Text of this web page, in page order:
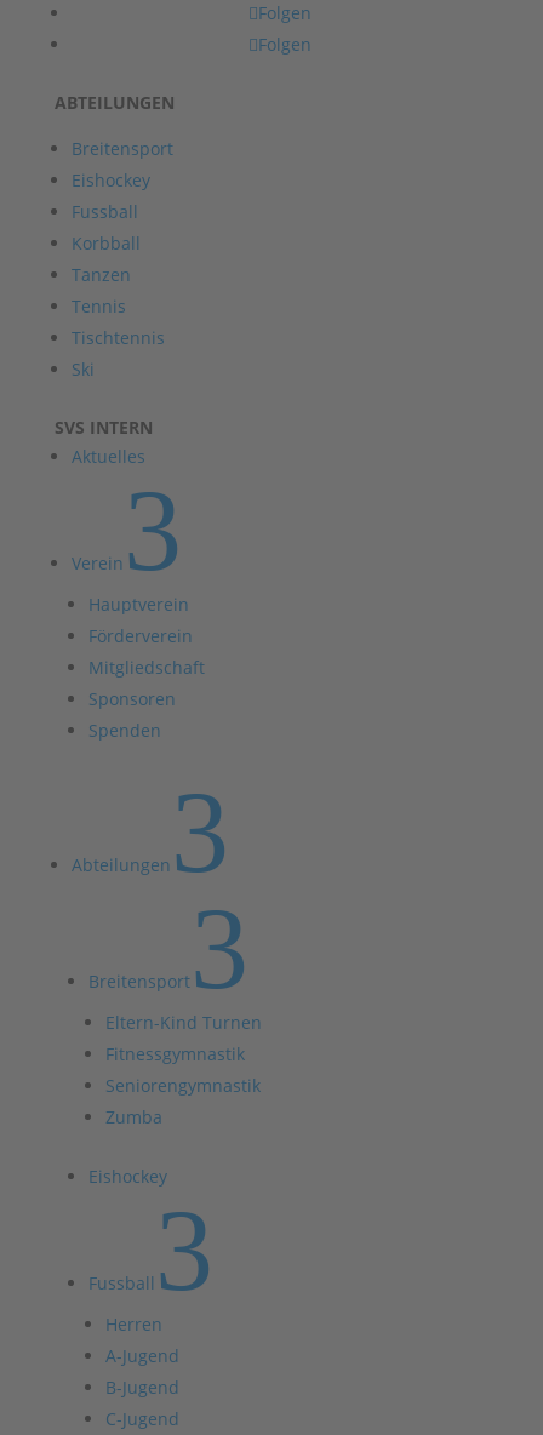
Folgen
Folgen
ABTEILUNGEN
Breitensport
Eishockey
Fussball
Korbball
Tanzen
Tennis
Tischtennis
Ski
SVS INTERN
Aktuelles
Verein 3
Hauptverein
Förderverein
Mitgliedschaft
Sponsoren
Spenden
Abteilungen 3
Breitensport3
Eltern-Kind Turnen
Fitnessgymnastik
Seniorengymnastik
Zumba
Eishockey
Fussball 3
Herren
A-Jugend
B-Jugend
C-Jugend